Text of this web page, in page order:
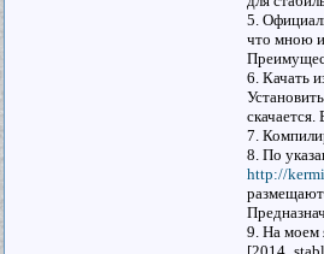
5.
что мною
6. Качать
7.
8. По
http://
9. На моем